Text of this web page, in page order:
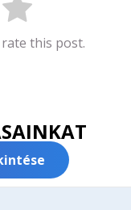
this post.